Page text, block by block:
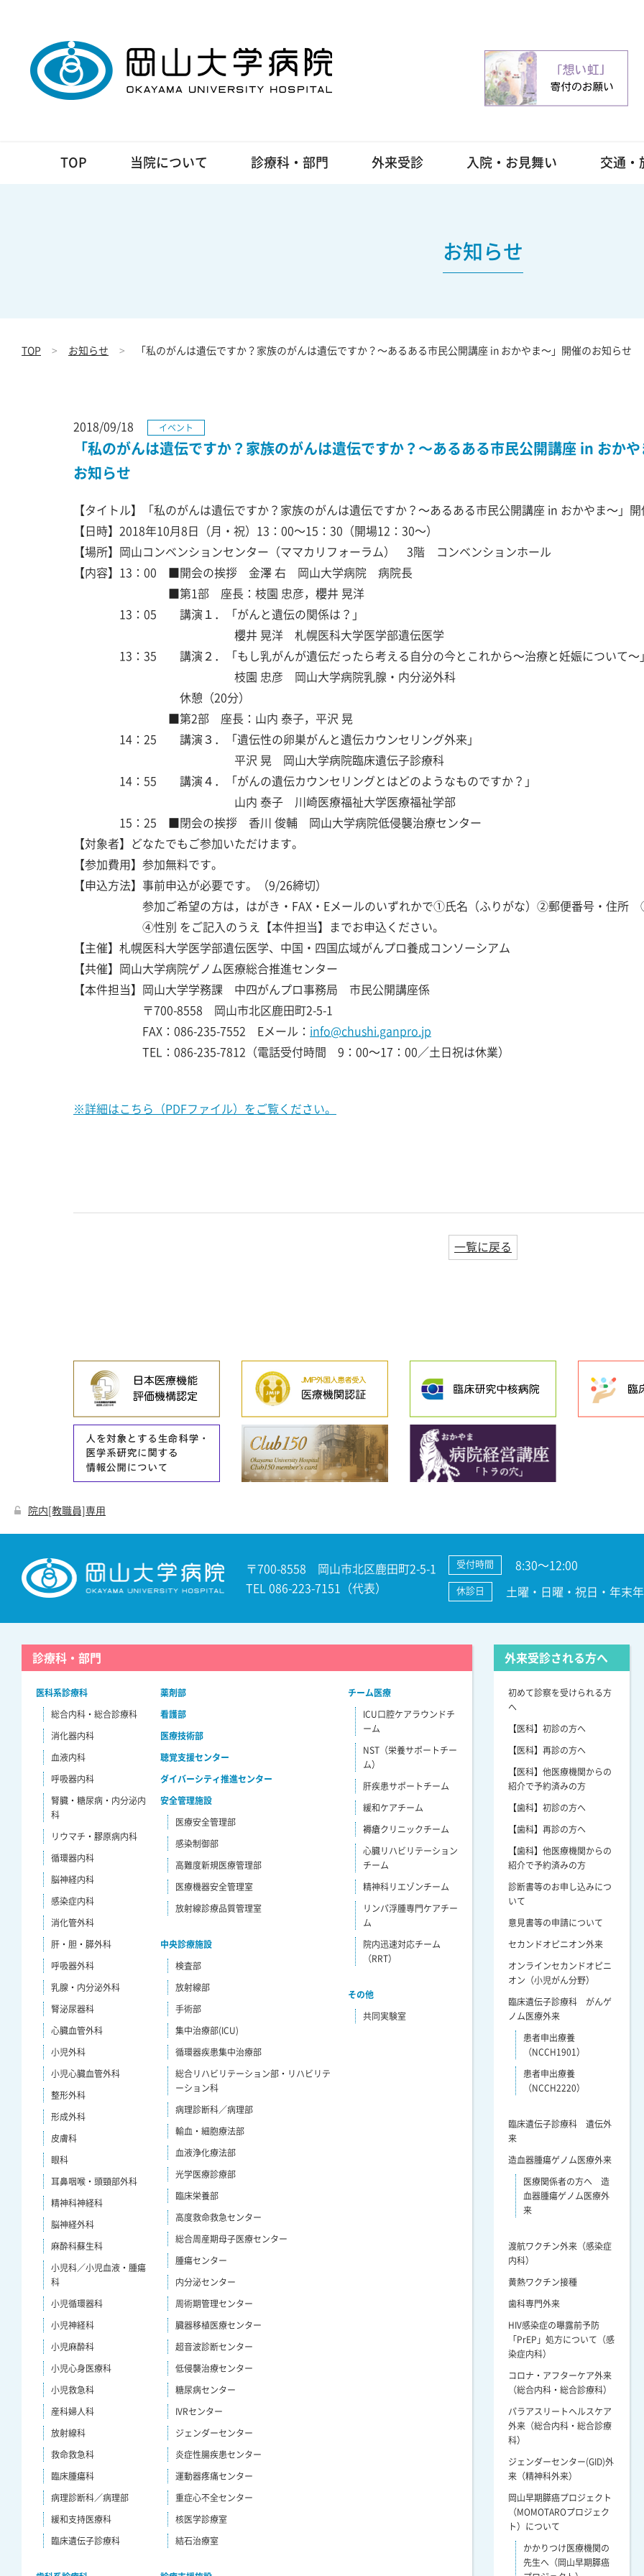
TOP 当院について 診療科・部門 外来受診 入院・お見舞い 交通・
お知らせ
TOP お知らせ 「私のがんは遺伝ですか？家族のがんは遺伝ですか？～あるある市民公開講座 in おかやま～」開催のお知らせ
2018/09/18 イベント
「私のがんは遺伝ですか？家族のがんは遺伝ですか？～あるある市民公開講座 in おか
お知らせ
【タイトル】「私のがんは遺伝ですか？家族のがんは遺伝ですか？～あるある市民公開講座 in おかやま～」
【日時】2018年10月8日（月・祝）13：00～15：30（開場12：30～）
【場所】岡山コンベンションセンター（ママカリフォーラム） 3階 コンベンションホール
【内容】13：00 ■開会の挨拶 金澤 右 岡山大学病院 病院長
■第1部 座長：枝園 忠彦，櫻井 晃洋
13：05 講演１．「がんと遺伝の関係は？」
櫻井 晃洋 札幌医科大学医学部遺伝医学
13：35 講演２．「もし乳がんが遺伝だったら考える自分の今とこれから～治療と妊娠について～」
枝園 忠彦 岡山大学病院乳腺・内分泌外科
休憩（20分）
■第2部 座長：山内 泰子，平沢 晃
14：25 講演３．「遺伝性の卵巣がんと遺伝カウンセリング外来」
平沢 晃 岡山大学病院臨床遺伝子診療科
14：55 講演４．「がんの遺伝カウンセリングとはどのようなものですか？」
山内 泰子 川崎医療福祉大学医療福祉学部
15：25 ■閉会の挨拶 香川 俊輔 岡山大学病院低侵襲治療センター
【対象者】どなたでもご参加いただけます。
【参加費用】参加無料です。
【申込方法】事前申込が必要です。（9/26締切）
参加ご希望の方は，はがき・FAX・Eメールのいずれかで①氏名（ふりがな）②郵便番号・住所
④性別 をご記入のうえ【本件担当】までお申込ください。
【主催】札幌医科大学医学部遺伝医学、中国・四国広域がんプロ養成コンソーシアム
【共催】岡山大学病院ゲノム医療総合推進センター
【本件担当】岡山大学学務課 中四がんプロ事務局 市民公開講座係
〒700-8558 岡山市北区鹿田町2-5-1
FAX：086-235-7552 Eメール： info@chushi.ganpro.jp
TEL：086-235-7812（電話受付時間 9：00～17：00／土日祝は休業）
※詳細はこちら（PDFファイル）をご覧ください。
一覧に戻る
院内[教職員]専用
〒700-8558 岡山市北区鹿田町2-5-1
TEL 086-223-7151（代表）
受付時間 8:30～12:00
休診日 土曜・日曜・祝日・年末
診療科・部門
医科系診療科
総合内科・総合診療科
消化器内科
血液内科
呼吸器内科
腎臓・糖尿病・内分泌内
科
リウマチ・膠原病内科
循環器内科
脳神経内科
感染症内科
消化管外科
肝・胆・膵外科
呼吸器外科
乳腺・内分泌外科
腎泌尿器科
心臓血管外科
小児外科
小児心臓血管外科
整形外科
形成外科
皮膚科
眼科
耳鼻咽喉・頭頸部外科
精神科神経科
脳神経外科
麻酔科蘇生科
小児科／小児血液・腫瘍
科
小児循環器科
小児神経科
小児麻酔科
小児心身医療科
小児救急科
産科婦人科
放射線科
救命救急科
臨床腫瘍科
病理診断科／病理部
緩和支持医療科
臨床遺伝子診療科
薬剤部
看護部
医療技術部
聴覚支援センター
ダイバーシティ推進センター
安全管理施設
医療安全管理部
感染制御部
高難度新規医療管理部
医療機器安全管理室
放射線診療品質管理室
中央診療施設
検査部
放射線部
手術部
集中治療部(ICU)
循環器疾患集中治療部
総合リハビリテーション部・リハビリテ
ーション科
病理診断科／病理部
輸血・細胞療法部
血液浄化療法部
光学医療診療部
臨床栄養部
高度救命救急センター
総合周産期母子医療センター
腫瘍センター
内分泌センター
周術期管理センター
臓器移植医療センター
超音波診断センター
低侵襲治療センター
糖尿病センター
IVRセンター
ジェンダーセンター
炎症性腸疾患センター
運動器疼痛センター
重症心不全センター
核医学診療室
結石治療室
チーム医療
ICU口腔ケアラウンドチ
ーム
NST（栄養サポートチー
ム）
肝疾患サポートチーム
緩和ケアチーム
褥瘡クリニックチーム
心臓リハビリテーション
チーム
精神科リエゾンチーム
リンパ浮腫専門ケアチー
ム
院内迅速対応チーム
（RRT）
その他
共同実験室
外来受診される方へ
初めて診察を受けられる方
へ
【医科】初診の方へ
【医科】再診の方へ
【医科】他医療機関からの
紹介で予約済みの方
【歯科】初診の方へ
【歯科】再診の方へ
【歯科】他医療機関からの
紹介で予約済みの方
診断書等のお申し込みにつ
いて
意見書等の申請について
セカンドオピニオン外来
オンラインセカンドオピニ
オン（小児がん分野）
臨床遺伝子診療科 がんゲ
ノム医療外来
患者申出療養
（NCCH1901）
患者申出療養
（NCCH2220）
臨床遺伝子診療科 遺伝外
来
造血器腫瘍ゲノム医療外来
医療関係者の方へ 造
血器腫瘍ゲノム医療外
来
渡航ワクチン外来（感染症
内科）
黄熱ワクチン接種
歯科専門外来
HIV感染症の曝露前予防
「PrEP」処方について（感
染症内科）
コロナ・アフターケア外来
（総合内科・総合診療科）
パラアスリートヘルスケア
外来（総合内科・総合診療
科）
ジェンダーセンター(GID)外
来（精神科外来）
岡山早期膵癌プロジェクト
（MOMOTAROプロジェク
ト）について
かかりつけ医療機関の
先生へ（岡山早期膵癌